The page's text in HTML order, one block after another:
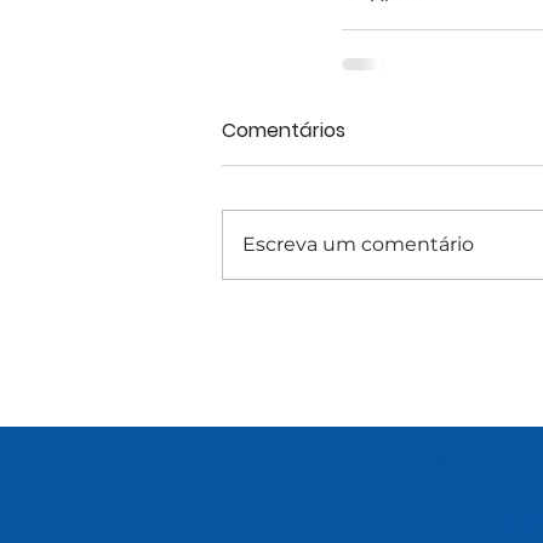
Comentários
Escreva um comentário